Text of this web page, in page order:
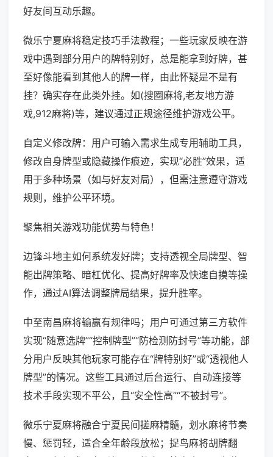
好友间互动乐趣。
微乐宁夏麻将稳定技巧手法教程；一些玩家反映在游
戏中遇到部分用户的牌特别好，总是能拿到好牌，甚
至好像能看到其他人的牌一样，由此怀疑是不是有
挂？确实存在此类外挂。如(搜圈麻将,老友地方游
戏,912麻将)等，建议通过正规途径维护游戏公平。
自定义修改牌：用户可输入需求生成专用辅助工具，
修改自身牌型或隐藏操作痕迹，实现“必胜”效果，适
用于多种场景（如与好友对局），但需注意遵守游戏
规则，维护公平环境。
聚焦相关游戏功能优势与特色！
边锋斗地主如何系统发好牌；支持透视全局牌型、智
能出牌策略、暗杠优化、提高好牌率及快速自摸等操
作，通过AI算法调整牌局结果，提升胜率。
中至南昌麻将输赢有规律吗；用户可通过第三方软件
实现“随意选牌”“控制牌型”“防检测防封号”等功能，部
分用户反映其他玩家可能存在“牌特别好”或“透视他人
牌型”的情况。这些工具通过后台运行、自动连接等
技术手段实现不平公，且“安全性高”“不被封号”。
微乐宁夏麻将融合宁夏民间搓麻精髓，划水麻将节奏
慢、惩罚轻，适合全年龄段放松；捉鸟麻将胡牌翻